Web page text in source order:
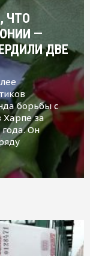
ЧТО
—
ДВЕ
борьбы с
Харпе за
Он